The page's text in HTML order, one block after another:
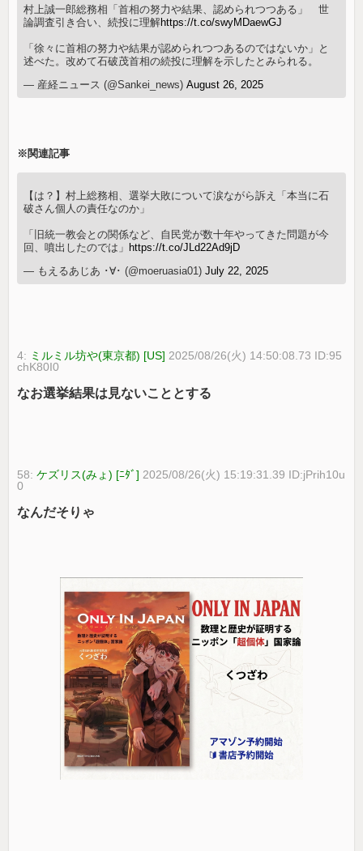
村上誠一郎総務相「首相の努力や結果、認められつつある」 世
論調査引き合い、続投に理解https://t.co/swyMDaewGJ
「徐々に首相の努力や結果が認められつつあるのではないか」と
述べた。改めて石破茂首相の続投に理解を示したとみられる。
— 産経ニュース (@Sankei_news)August 26, 2025
※関連記事
【は？】村上総務相、選挙大敗について涙ながら訴え「本当に石
破さん個人の責任なのか」
「旧統一教会との関係など、自民党が数十年やってきた問題が今
回、噴出したのでは」 https://t.co/JLd22Ad9jD
— もえるあじあ ･∀･ (@moeruasia01)July 22, 2025
4: ミルミル坊や(東京都) [US] 2025/08/26(火) 14:50:08.73 ID:95
chK80I0
なお選挙結果は見ないこととする
58:ケズリス(みょ) [ﾆﾀﾞ] 2025/08/26(火) 15:19:31.39 ID:jPrih10u
0
なんだそりゃ